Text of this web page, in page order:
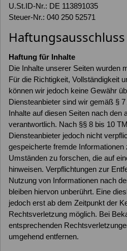
U.St.ID-Nr.: DE 113891035
Steuer-Nr.: 040 250 52571
Haftungsausschluss
Haftung für Inhalte
Die Inhalte unserer Seiten wurden
Für die Richtigkeit, Vollständigkeit
können wir jedoch keine Gewähr
Diensteanbieter sind wir gemäß §
Inhalte auf diesen Seiten nach den
verantwortlich. Nach §§ 8 bis 10
Diensteanbieter jedoch nicht
gespeicherte fremde
Umständen zu forschen, die auf
hinweisen. Verpflichtungen zur
Nutzung von Informationen nach
bleiben hiervon unberührt. Eine
jedoch erst ab dem Zeitpunkt der
Rechtsverletzung möglich. Bei
entsprechenden
umgehend entfernen.